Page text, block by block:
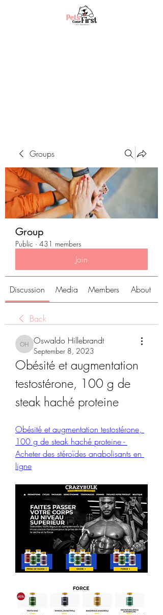
Groups
Group
Public · 431 members
Join
Discussion Media Members About
Back
Oswaldo Hillebrandt
Oswaldo Hillebrandt
September 8, 2023
Obésité et augmentation
testostérone, 100 g de
steak haché proteine
Obésité et augmentation testostérone,
100 g de steak haché proteine -
Acheter des stéroïdes anabolisants en
ligne